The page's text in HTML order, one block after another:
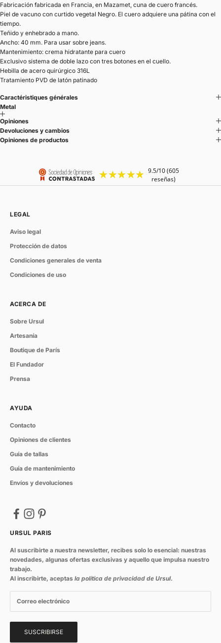
Fabricación fabricada en Francia, en Mazamet, cuna de cuero francés.
Piel de vacuno con curtido vegetal Negro. El cuero adquiere una pátina con el
tiempo.
Teñido y enhebrado a mano.
Ancho: 40 mm. Para usar sobre jeans.
Mantenimiento: crema hidratante para cuero
Exclusivo sistema de doble lazo con tres botones en el cuello.
Hebilla de acero quirúrgico 316L
Tratamiento PVD de latón patinado
Caractéristiques générales
Metal
Opiniones
Devoluciones y cambios
Opiniones de productos
LEGAL
Aviso legal
Protección de datos
Condiciones generales de venta
Condiciones de uso
ACERCA DE
Sobre Ursul
Artesanía
Boutique de París
El Fundador
Prensa
AYUDA
Contacto
Opiniones de clientes
Guía de tallas
Guía de mantenimiento
Envíos y devoluciones
URSUL PARIS
Al suscribirte a nuestra newsletter, recibes solo lo esencial: nuestras
novedades, algunas ofertas exclusivas y aquello que impulsa nuestro
trabajo.
Al inscribirte, aceptas la política de privacidad de Ursul.
SUSCRIBIRSE